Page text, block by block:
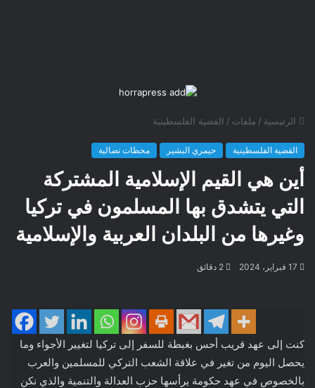
الرئيسية / ملفات / القضية الفلسطينية
القضية الفلسطينية حيمري البشير محطات نضالية
أين هي القيم الإسلامية المشتركة
التي يتشدق بها المسلمون في تركيا
وغيرها من البلدان العربية والإسلامية
17 فبراير، 2024
كنت إلى عهد قريب أحس بغبطة للسفر إلى تركيا لتغيير الأجواء وما
يحصل اليوم من تغير في علاقة الشعب التركي للمسلمين والعرب
بالخصوص في عهد حكومة يرأسها حزب العدالة والتنمية والذي نكن